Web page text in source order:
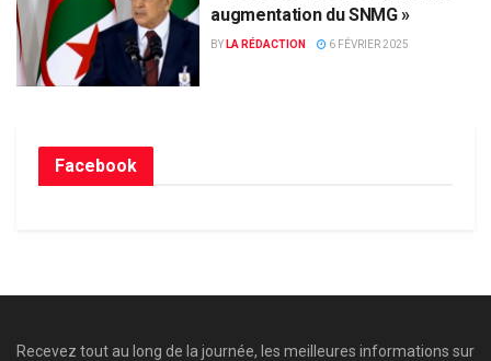
augmentation du SNMG »
BY LA RÉDACTION 6 FÉVRIER 2025
Facebook
Recevez tout au long de la journée, les meilleures informations sur